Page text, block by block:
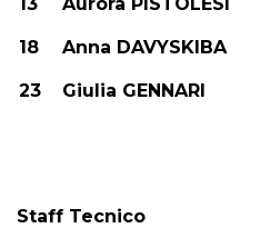
18 Anna DAVYSKIBA
23 Giulia GENNARI
Staff Tecnico